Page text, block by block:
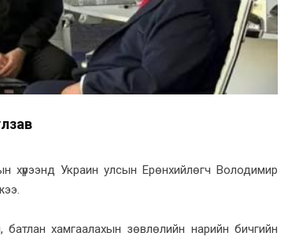
хүрээнд Украин улсын Ерөнхийлөгч Володимир
хамгаалахын зөвлөлийн нарийн бичгийн